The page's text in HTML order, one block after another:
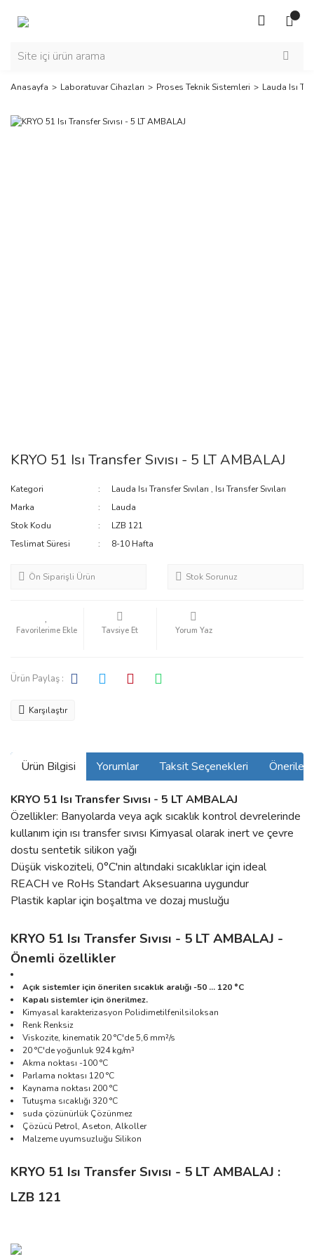
Anasayfa Laboratuvar Cihazları Proses Teknik Sistemleri Lauda Isı
KRYO 51 Isı Transfer Sıvısı - 5 LT AMBALAJ
Kategori Lauda Isı Transfer Sıvıları, Isı Transfer Sıvıları
Marka
Lauda
Stok Kodu
LZB 121
Teslimat Süresi
8-10 Hafta
Ön Siparişli Ürün Stok Sorunuz
Tavsiye Et Yorum Yaz
Ürün Paylaş :
Karşılaştır
Ürün Bilgisi Yorumlar Taksit Seçenekleri
KRYO 51 Isı Transfer Sıvısı - 5 LT AMBALAJ
Özellikler: Banyolarda veya açık sıcaklık kontrol devrelerinde
kullanım için ısı transfer sıvısı Kimyasal olarak inert ve çevre
dostu sentetik silikon yağı
Düşük viskoziteli, 0°C'nin altındaki sıcaklıklar için ideal
REACH ve RoHs Standart Aksesuarına uygundur
Plastik kaplar için boşaltma ve dozaj musluğu
KRYO 51 Isı Transfer Sıvısı - 5 LT AMBALAJ -
Önemli özellikler
Açık sistemler için önerilen sıcaklık aralığı -50 ... 120 °C
Kapalı sistemler için önerilmez.
Kimyasal karakterizasyon Polidimetilfenilsiloksan
Renk Renksiz
Viskozite, kinematik 20 °C'de 5,6 mm²/s
20 °C'de yoğunluk 924 kg/m³
Akma noktası -100 °C
Parlama noktası 120 °C
Kaynama noktası 200 °C
Tutuşma sıcaklığı 320 °C
suda çözünürlük Çözünmez
Çözücü Petrol, Aseton, Alkoller
Malzeme uyumsuzluğu Silikon
KRYO 51 Isı Transfer Sıvısı - 5 LT AMBALAJ :
LZB 121